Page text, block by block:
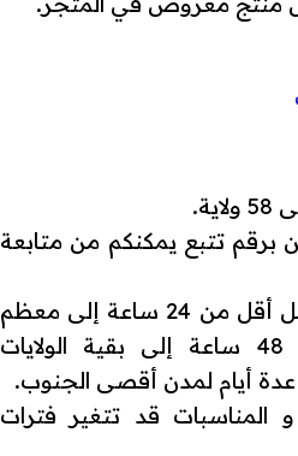
تتبع يمكنكم من متابعة
متوسط فترة التوصيل أقل من 24 ساعة إلى معظم
الولايات الشمالية و 48 ساعة إلى بقية الولايات
أيام لمدن أقصى الجنوب.
و المناسبات قد تتغير فترات